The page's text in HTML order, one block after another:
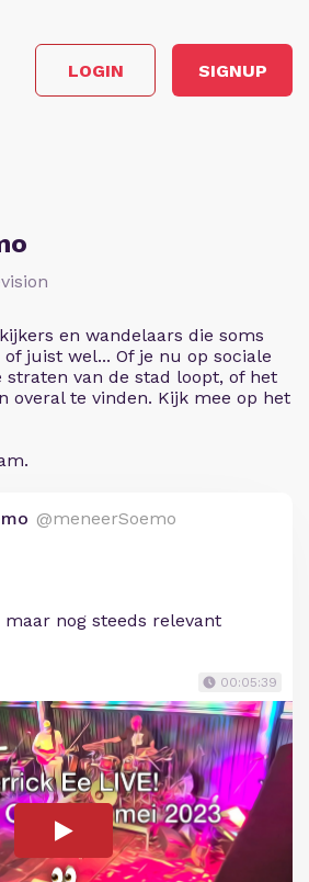
LOGIN SIGNUP
en wandelaars die soms
juist wel... Of je nu op sociale
straten van de stad loopt, of het
overal te vinden. Kijk mee op het
@meneerSoemo
nog steeds relevant
00:05:39